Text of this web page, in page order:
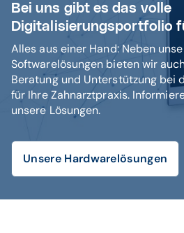
Bei uns gibt es das volle
Digitalisierungsportfolio
Alles aus einer Hand: Neben
Softwarelösungen bieten wir
Beratung und Unterstützung bei
für Ihre Zahnarztpraxis.
unsere Lösungen.
Unsere Hardwarelösungen